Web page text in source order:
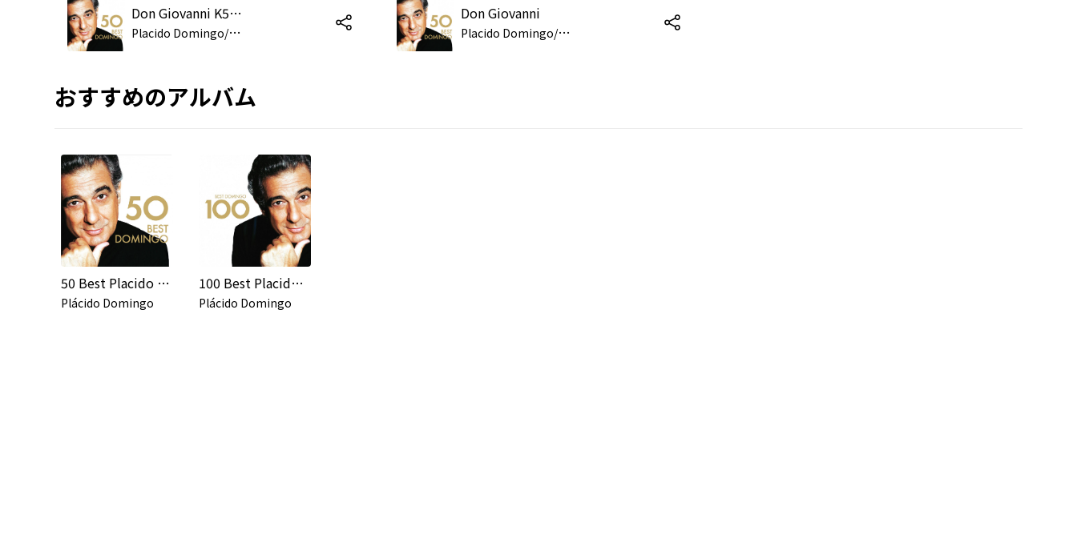
Don Giovanni K527, ATTO PRIMO, Scena terza: Recitativo & Aria
P
lacido Domingo/Münchner Rundfunkorchester/Eugene Kohn
Don Giovanni
P
lacido Domingo/Münchner Rundfunkorchester/Eugene Kohn
おすすめのアルバム
50 Best Placido Domingo
Plácido Domingo
100 Best Placido Domingo
Plácido Domingo